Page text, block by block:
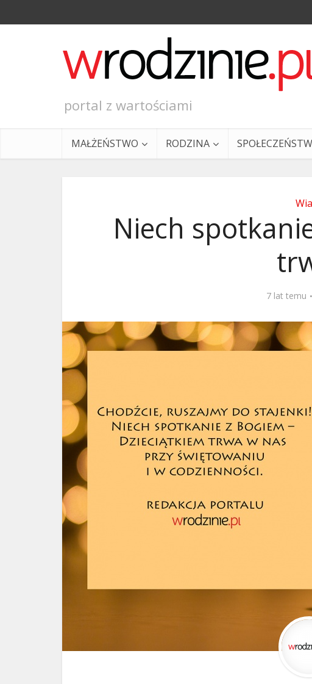
portal z wartościami
MAŁŻEŃSTWO RODZINA
Niech
7 lat temu
Ewangelia i Ty